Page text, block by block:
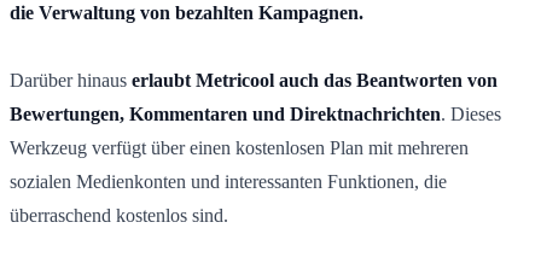
die Verwaltung von bezahlten Kampagnen.
Darüber hinaus erlaubt Metricool auch das Beantworten von
Bewertungen, Kommentaren und Direktnachrichten. Dieses
Werkzeug verfügt über einen kostenlosen Plan mit mehreren
sozialen Medienkonten und interessanten Funktionen, die
überraschend kostenlos sind.